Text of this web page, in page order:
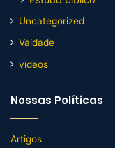
Uncategorized
Vaidade
videos
Nossas Políticas
Artigos